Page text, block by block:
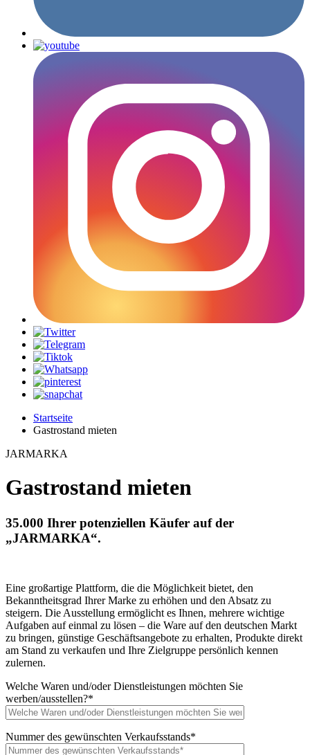
Startseite
Gastrostand mieten
JARMARKА
Gastrostand mieten
35.000 Ihrer potenziellen Käufer auf der
„JARMARKА“.
Eine großartige Plattform, die die Möglichkeit bietet, den
Bekanntheitsgrad Ihrer Marke zu erhöhen und den Absatz zu
steigern. Die Ausstellung ermöglicht es Ihnen, mehrere wichtige
Aufgaben auf einmal zu lösen – die Ware auf den deutschen Markt
zu bringen, günstige Geschäftsangebote zu erhalten, Produkte direkt
am Stand zu verkaufen und Ihre Zielgruppe persönlich kennen
zulernen.
Welche Waren und/oder Dienstleistungen möchten Sie
werben/ausstellen?*
Nummer des gewünschten Verkaufsstands*